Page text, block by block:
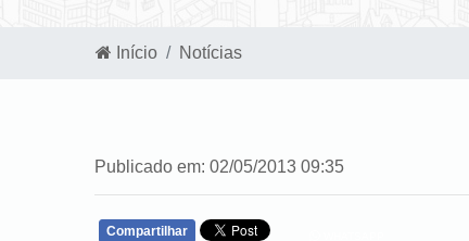
Início Notícias
Publicado em: 02/05/2013 09:35
Compartilhar